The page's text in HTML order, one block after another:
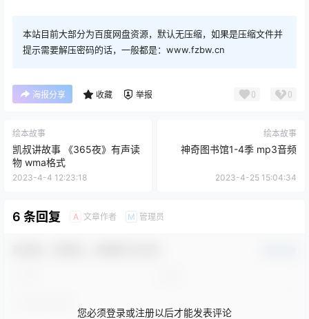
本站目前大部分为百度网盘资源，默认无压缩，如果是压缩文件并
提示需要解压密码的话，一般都是：www.fzbw.cn
海报分享 收藏 举报 0 0
绘本故事
凯叔讲故事 《365夜》有声读
物 wma格式
2023-4-4 12:23:18
绘本故事
神奇图书馆1-4季 mp3音频
2023-4-25 15:04:34
6 条回复 A 文章作者 M 管理员
您必须登录或注册以后才能发表评论